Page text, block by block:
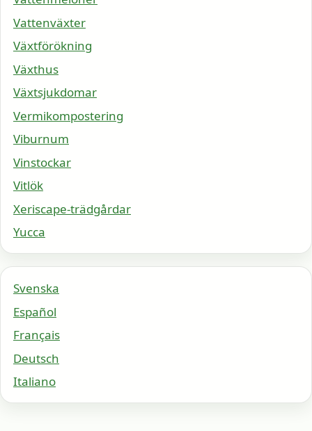
Vattenväxter
Växtförökning
Växthus
Växtsjukdomar
Vermikompostering
Viburnum
Vinstockar
Vitlök
Xeriscape-trädgårdar
Yucca
Svenska
Español
Français
Deutsch
Italiano